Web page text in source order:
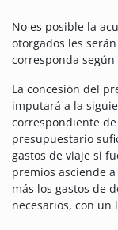
No es posible la
otorgados les
corresponda
La concesión del
imputará a la
correspondiente
presupuestario
gastos de viaje si
premios asciende
más los gastos de
necesarios, con un